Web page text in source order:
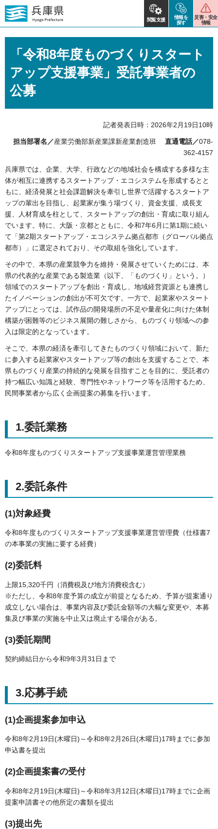
閲覧支援
情報を
探す
災害・安全
情報
「令和8年度ものづくりスタート
アップ支援事業」受託事業者の
公募
記者発表日時：2026年2月19日10時
担当部署名／産業労働部新産業課新産業創造班 直通電話／078-
362-4157
兵庫県では、企業、大学、行政などの地域社会を構成する多様な主
体が相互に連携するスタートアップ・エコシステムを形成するとと
もに、経済発展と社会課題解決を牽引し世界で活躍するスタートア
ップの輩出を目指し、起業家が集う場づくり、資金支援、成長支
援、人材育成を柱として、スタートアップの創出・育成に取り組ん
でいます。特に、大阪・京都とともに、令和7年6月に第1期に続い
て「第2期スタートアップ・エコシステム拠点都市（グローバル拠点
都市）」に選定されており、その取組を強化しています。
その中で、本県の産業競争力を維持・発展させていくためには、本
県の代表的な産業である製造業（以下、「ものづくり」という。）
領域でのスタートアップを創出・育成し、地域経営資源とも連携し
たイノベーションの創出が不可欠です。一方で、起業家やスタート
アップにとっては、試作品の開発場所の不足や量産化に向けた体制
構築が困難等のビジネス展開の難しさから、ものづくり領域への参
入は限定的となっています。
そこで、本県の経済を牽引してきたものづくり領域において、新た
に参入する起業家やスタートアップ等の創出を支援することで、本
県ものづくり産業の持続的な発展を目指すことを目的に、受託者の
持つ幅広い知識と経験、専門性やネットワーク等を活用するため、
民間事業者から広く企画提案の募集を行います。
1.委託業務
令和8年度ものづくりスタートアップ支援事業運営管理業務
2.委託条件
(1)対象経費
令和8年度ものづくりスタートアップ支援事業運営管理費（仕様書7
の本事業の実施に要する経費）
(2)委託料
上限15,320千円（消費税及び地方消費税含む）
※ただし、令和8年度予算の成立が前提となるため、予算が提案通り
成立しない場合は、事業内容及び委託金額等の大幅な変更や、本募
集及び事業の実施を中止又は廃止する場合がある。
(3)委託期間
契約締結日から令和9年3月31日まで
3.応募手続
(1)企画提案参加申込
令和8年2月19日(木曜日)～令和8年2月26日(木曜日)17時までに参加
申込書を提出
(2)企画提案書の受付
令和8年2月19日(木曜日)～令和8年3月12日(木曜日)17時までに企画
提案申請書その他所定の書類を提出
(3)提出先